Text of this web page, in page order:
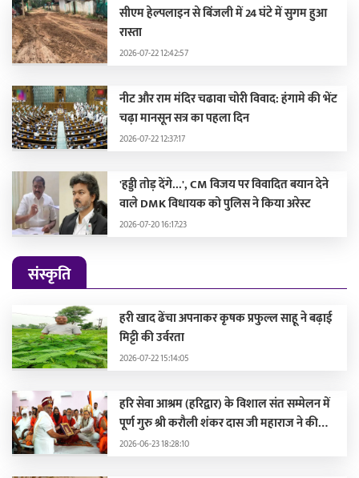
सीएम हेल्पलाइन से बिंजली में 24 घंटे में सुगम हुआ
रास्ता
2026-07-22 12:42:57
नीट और राम मंदिर चढावा चोरी विवाद: हंगामे की भेंट
चढ़ा मानसून सत्र का पहला दिन
2026-07-22 12:37:17
'हड्डी तोड़ देंगे...', CM विजय पर विवादित बयान देने
वाले DMK विधायक को पुलिस ने किया अरेस्ट
2026-07-20 16:17:23
संस्कृति
हरी खाद ढेंचा अपनाकर कृषक प्रफुल्ल साहू ने बढ़ाई
मिट्टी की उर्वरता
2026-07-22 15:14:05
हरि सेवा आश्रम (हरिद्वार) के विशाल संत सम्मेलन में
पूर्ण गुरु श्री करौली शंकर दास जी महाराज ने की
सहभागिता, मुख्यमंत्री और दिग्गज संतों द्वारा हुए
2026-06-23 18:28:10